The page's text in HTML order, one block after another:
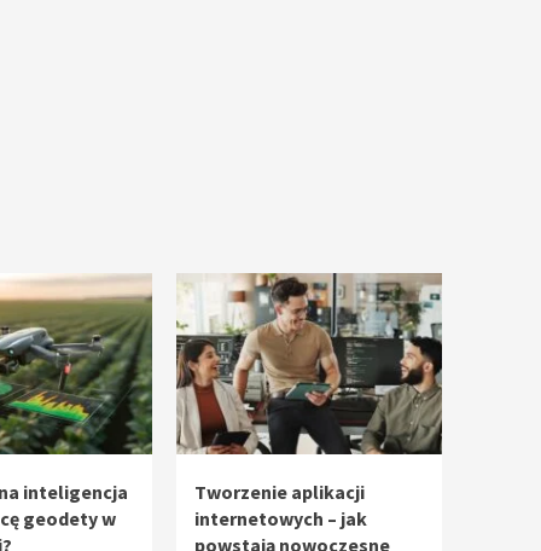
inteligencja
geodety w
Tworzenie aplikacji
internetowych – jak
powstają nowoczesne